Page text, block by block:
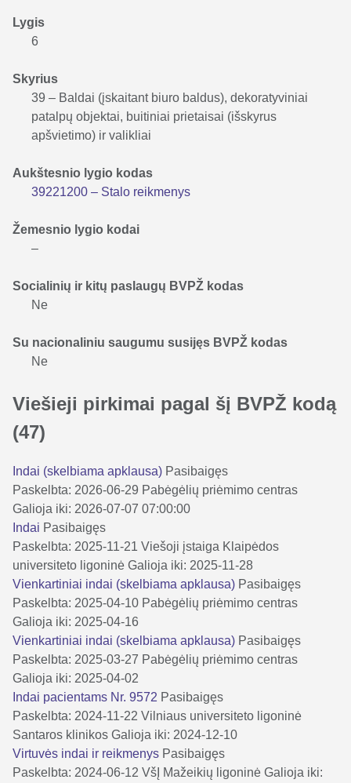
Lygis
6
Skyrius
39 – Baldai (įskaitant biuro baldus), dekoratyviniai
patalpų objektai, buitiniai prietaisai (išskyrus
apšvietimo) ir valikliai
Aukštesnio lygio kodas
39221200 – Stalo reikmenys
Žemesnio lygio kodai
–
Socialinių ir kitų paslaugų BVPŽ kodas
Ne
Su nacionaliniu saugumu susijęs BVPŽ kodas
Ne
Viešieji pirkimai pagal šį BVPŽ kodą
(47)
Indai (skelbiama apklausa) Pasibaigęs
Paskelbta: 2026-06-29 Pabėgėlių priėmimo centras
Galioja iki: 2026-07-07 07:00:00
Indai Pasibaigęs
Paskelbta: 2025-11-21 Viešoji įstaiga Klaipėdos
universiteto ligoninė Galioja iki: 2025-11-28
Vienkartiniai indai (skelbiama apklausa) Pasibaigęs
Paskelbta: 2025-04-10 Pabėgėlių priėmimo centras
Galioja iki: 2025-04-16
Vienkartiniai indai (skelbiama apklausa) Pasibaigęs
Paskelbta: 2025-03-27 Pabėgėlių priėmimo centras
Galioja iki: 2025-04-02
Indai pacientams Nr. 9572 Pasibaigęs
Paskelbta: 2024-11-22 Vilniaus universiteto ligoninė
Santaros klinikos Galioja iki: 2024-12-10
Virtuvės indai ir reikmenys Pasibaigęs
Paskelbta: 2024-06-12 VšĮ Mažeikių ligoninė Galioja iki: